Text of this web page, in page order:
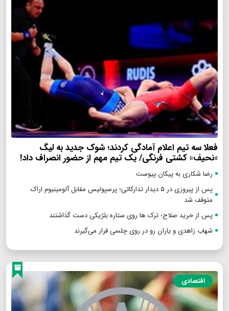
فعلا سه تیم اعلام آمادگی کردند؛ شوک جدید به لیگ
«نحیف» کشتی فرنگی/ یک تیم مهم از حضور انصراف داد!
رضا شکاری به پیکان پیوست
پس از پیروزی در ۵ دیدار تدارکاتی؛ پرسپولیس مقابل آلومینیوم اراک
متوقف شد
پس از خرید صلاح؛ ترک ها روی ستاره بلژیکی دست گذاشتند
شهاب زاهدی و یاران رو در روی چلسی قرار می‌گیرند
اقتصادی